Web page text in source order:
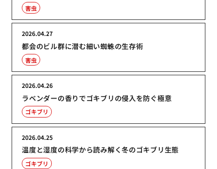
害虫
都会のビル群に潜む細い蜘蛛の生存術
2026.04.27
害虫
ラベンダーの香りでゴキブリの侵入を防ぐ極意
2026.04.26
ゴキブリ
温度と湿度の科学から読み解く冬のゴキブリ生態
2026.04.25
ゴキブリ